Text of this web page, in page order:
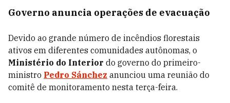
Governo anuncia operações de evacuação
Devido ao grande número de incêndios florestais
ativos em diferentes comunidades autônomas, o
Ministério do Interior do governo do primeiro-
ministro Pedro Sánchez anunciou uma reunião do
comitê de monitoramento nesta terça-feira.